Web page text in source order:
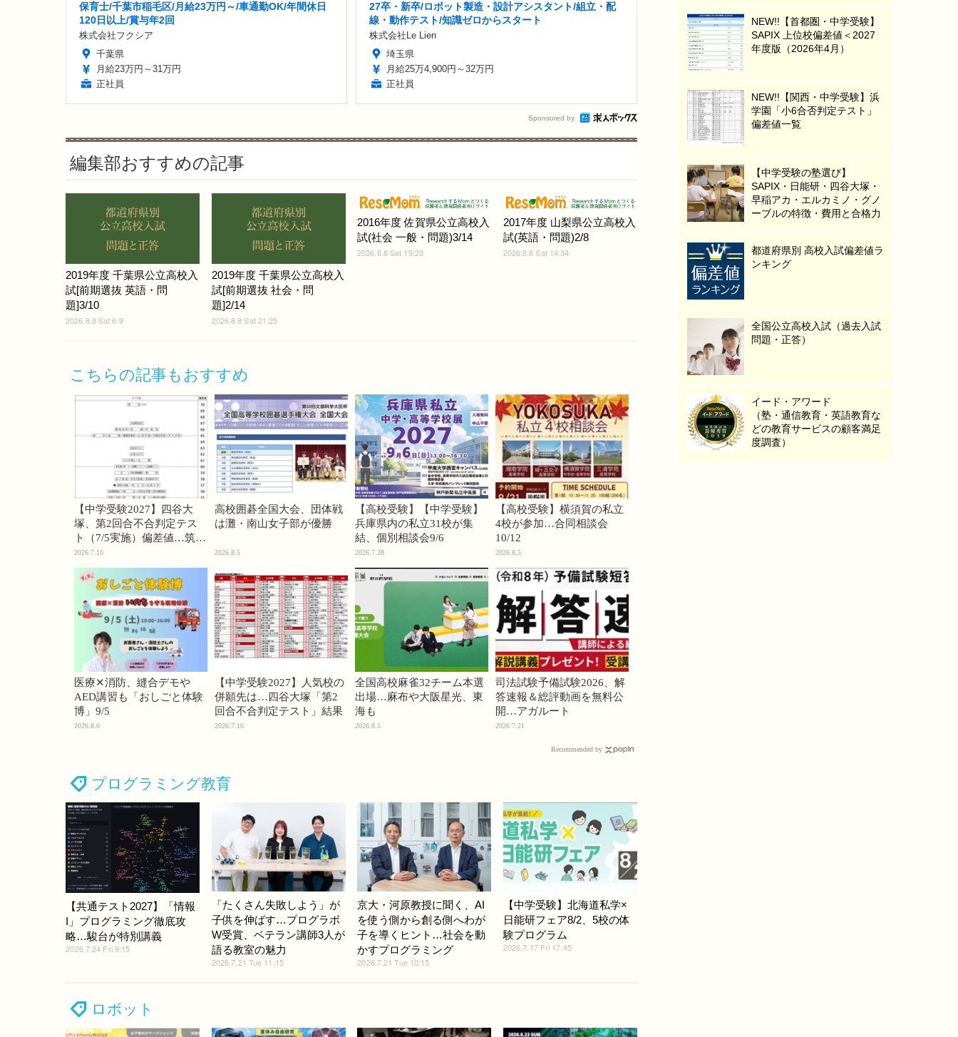
保育士/千葉市稲毛区/月給23万円～/車通勤OK/年間休日
120日以上/賞与年2回
株式会社フクシア
千葉県
月給23万円～31万円
正社員
27卒・新卒/ロボット製造・設計アシスタント/組立・配
線・動作テスト/知識ゼロからスタート
株式会社Le Lien
埼玉県
月給25万4,900円～32万円
正社員
Sponsored by
編集部おすすめの記事
2019年度 千葉県公立高校入
試[前期選抜 英語・問
題]3/10
2026.8.8 Sat 6:9
2019年度 千葉県公立高校入
試[前期選抜 社会・問
題]2/14
2026.8.8 Sat 21:25
2016年度 佐賀県公立高校入
試(社会 一般・問題)3/14
2026.8.8 Sat 19:23
2017年度 山梨県公立高校入
試(英語・問題)2/8
2026.8.8 Sat 14:34
こちらの記事もおすすめ
【中学受験2027】四谷大
塚、第2回合不合判定テス
ト（7/5実施）偏差値…筑駒
74・桜蔭70＜PR＞
2026.7.10
高校囲碁全国大会、団体戦
は灘・南山女子部が優勝
2026.8.5
【高校受験】【中学受験】
兵庫県内の私立31校が集
結、個別相談会9/6
2026.7.28
【高校受験】横須賀の私立
4校が参加…合同相談会
10/12
2026.8.5
医療✕消防、縫合デモや
AED講習も「おしごと体験
博」9/5
2026.8.6
【中学受験2027】人気校の
併願先は…四谷大塚「第2
回合不合判定テスト」結果
2026.7.16
全国高校麻雀32チーム本選
出場…麻布や大阪星光、東
海も
2026.8.5
司法試験予備試験2026、解
答速報＆総評動画を無料公
開…アガルート
2026.7.21
Recommended by
プログラミング教育
【共通テスト2027】「情報
I」プログラミング徹底攻
略…駿台が特別講義
2026.7.24 Fri 9:15
「たくさん失敗しよう」が
子供を伸ばす…プログラボ
W受賞、ベテラン講師3人が
語る教室の魅力
2026.7.21 Tue 11:15
京大・河原教授に聞く、AI
を使う側から創る側へわが
子を導くヒント…社会を動
かすプログラミング
2026.7.21 Tue 10:15
【中学受験】北海道私学×
日能研フェア8/2、5校の体
験プログラム
2026.7.17 Fri 17:45
ロボット
NEW!!【首都圏・中学受験】
SAPIX 上位校偏差値＜2027
年度版（2026年4月）
NEW!!【関西・中学受験】浜
学園「小6合否判定テスト」
偏差値一覧
【中学受験の塾選び】
SAPIX・日能研・四谷大塚・
早稲アカ・エルカミノ・グノ
ーブルの特徴・費用と合格力
都道府県別 高校入試偏差値ラ
ンキング
全国公立高校入試（過去入試
問題・正答）
イード・アワード
（塾・通信教育・英語教育な
どの教育サービスの顧客満足
度調査）